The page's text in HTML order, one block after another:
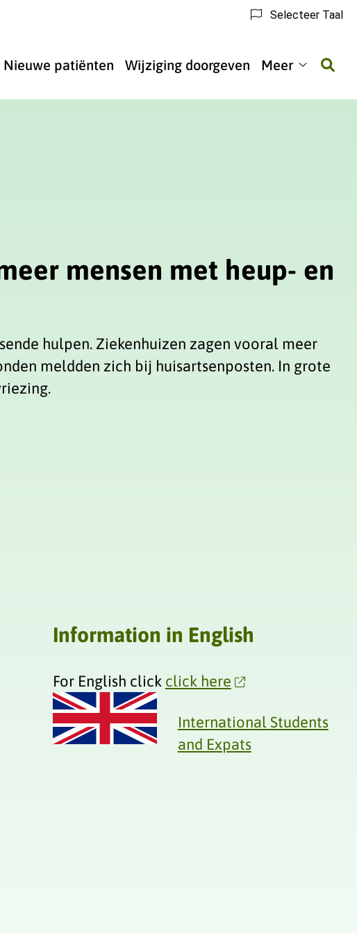
Selecteer Taal
Nieuwe patiënten Wijziging doorgeven Meer
mensen met heup- en
hulpen. Ziekenhuizen zagen vooral meer
meldden zich bij huisartsenposten. In grote
Information in English
For English click click here
International Students
and Expats